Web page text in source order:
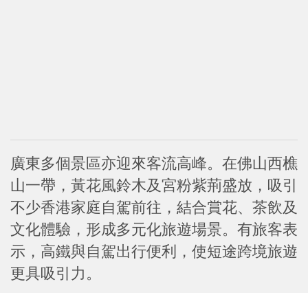
廣東多個景區亦迎來客流高峰。在佛山西樵
山一帶，黃花風鈴木及宮粉紫荊盛放，吸引
不少香港家庭自駕前往，結合賞花、茶飲及
文化體驗，形成多元化旅遊場景。有旅客表
示，高鐵與自駕出行便利，使短途跨境旅遊
更具吸引力。